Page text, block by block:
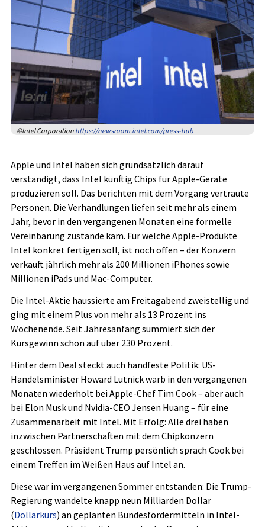
©Intel Corporation https://newsroom.intel.com/press-hub
Apple und Intel haben sich grundsätzlich darauf
verständigt, dass Intel künftig Chips für Apple-Geräte
produzieren soll. Das berichten mit dem Vorgang vertraute
Personen. Die Verhandlungen liefen seit mehr als einem
Jahr, bevor in den vergangenen Monaten eine formelle
Vereinbarung zustande kam. Für welche Apple-Produkte
Intel konkret fertigen soll, ist noch offen – der Konzern
verkauft jährlich mehr als 200 Millionen iPhones sowie
Millionen iPads und Mac-Computer.
Die Intel-Aktie haussierte am Freitagabend zweistellig und
ging mit einem Plus von mehr als 13 Prozent ins
Wochenende. Seit Jahresanfang summiert sich der
Kursgewinn schon auf über 230 Prozent.
Hinter dem Deal steckt auch handfeste Politik: US-
Handelsminister Howard Lutnick warb in den vergangenen
Monaten wiederholt bei Apple-Chef Tim Cook – aber auch
bei Elon Musk und Nvidia-CEO Jensen Huang – für eine
Zusammenarbeit mit Intel. Mit Erfolg: Alle drei haben
inzwischen Partnerschaften mit dem Chipkonzern
geschlossen. Präsident Trump persönlich sprach Cook bei
einem Treffen im Weißen Haus auf Intel an.
Diese war im vergangenen Sommer entstanden: Die Trump-
Regierung wandelte knapp neun Milliarden Dollar
(Dollarkurs) an geplanten Bundesfördermitteln in Intel-